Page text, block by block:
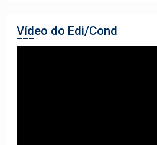
Vídeo do Edi/Cond